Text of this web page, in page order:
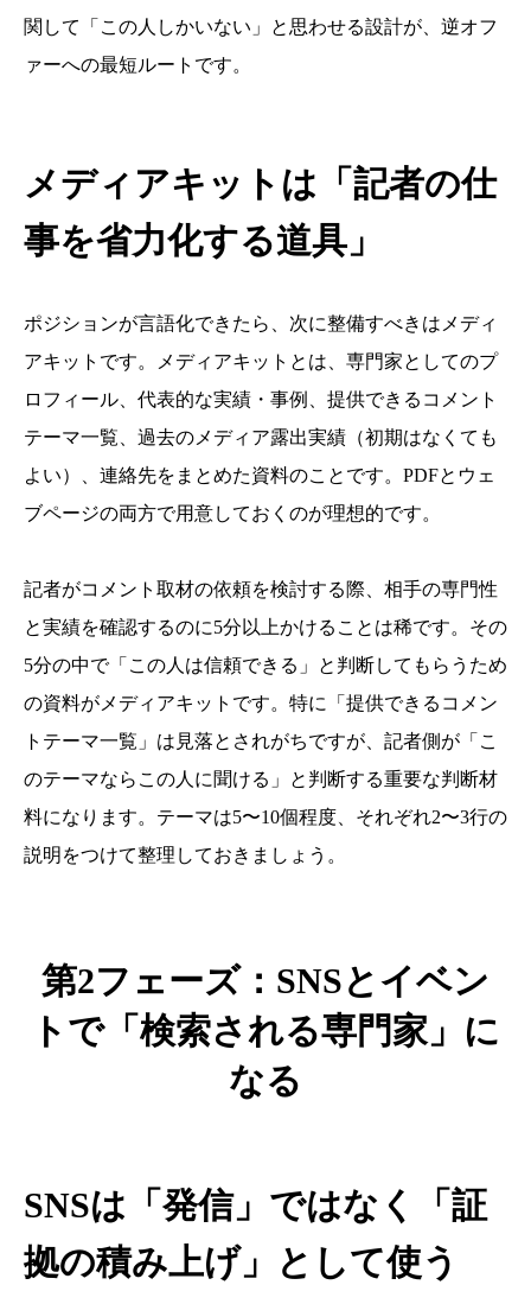
関して「この人しかいない」と思わせる設計が、逆オフ
ァーへの最短ルートです。
メディアキットは「記者の仕
事を省力化する道具」
ポジションが言語化できたら、次に整備すべきはメディ
アキットです。メディアキットとは、専門家としてのプ
ロフィール、代表的な実績・事例、提供できるコメント
テーマ一覧、過去のメディア露出実績（初期はなくても
よい）、連絡先をまとめた資料のことです。PDFとウェ
ブページの両方で用意しておくのが理想的です。
記者がコメント取材の依頼を検討する際、相手の専門性
と実績を確認するのに5分以上かけることは稀です。その
5分の中で「この人は信頼できる」と判断してもらうため
の資料がメディアキットです。特に「提供できるコメン
トテーマ一覧」は見落とされがちですが、記者側が「こ
のテーマならこの人に聞ける」と判断する重要な判断材
料になります。テーマは5〜10個程度、それぞれ2〜3行の
説明をつけて整理しておきましょう。
第2フェーズ：SNSとイベン
トで「検索される専門家」に
なる
SNSは「発信」ではなく「証
拠の積み上げ」として使う